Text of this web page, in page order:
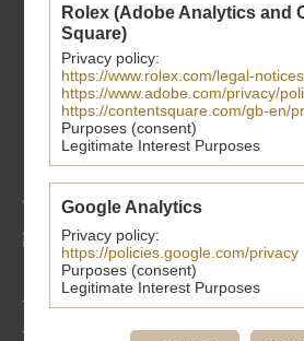
瑞士聯邦計量科
證標準及
TUDOR Black Bay腕錶成功獲得大
證，其具備的認證前提與經歷的嚴格
- 瑞士製造
- 瑞士官方天文台認證（COSC）
Rolex (Adobe Analytics and
Square)
Privacy policy:
https://www.rolex.com/legal-
https://www.adobe.com/privacy/
https://contentsquare.com/gb-en/
Purposes (consent)
Legitimate Interest Purposes
Google Analytics
Privacy policy:
https://policies.google.com/privacy
Purposes (consent)
Legitimate Interest Purposes